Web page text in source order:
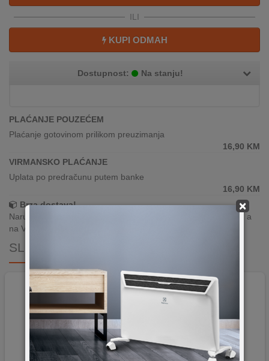
ENERGETSKE
×
ILI
KUPI ODMAH
Dostupnost: Na stanju!
PLAĆANJE POUZEĆEM
Plaćanje gotovinom prilikom preuzimanja
16,90 KM
VIRMANSKO PLAĆANJE
Uplata po predračunu putem banke
16,90 KM
Brza dostava!
Narudžbe zaprimljene radnim danima do 13h šaljemo isti dan, a
na Vašoj adresi paket je već za 24–48h.
SLIČNI PROIZVODI